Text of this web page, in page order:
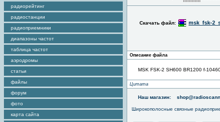
радиорейтинг
радиостанции
радиоприемники
диапазоны частот
таблица частот
аэродромы
статьи
файлы
форум
фото
карта сайта
Скачать файл: msk_fsk-
Описание файла
MSK FSK-2 SH600 BR1200 f-
Цитата
Наш магазин:
Широкополосные связные